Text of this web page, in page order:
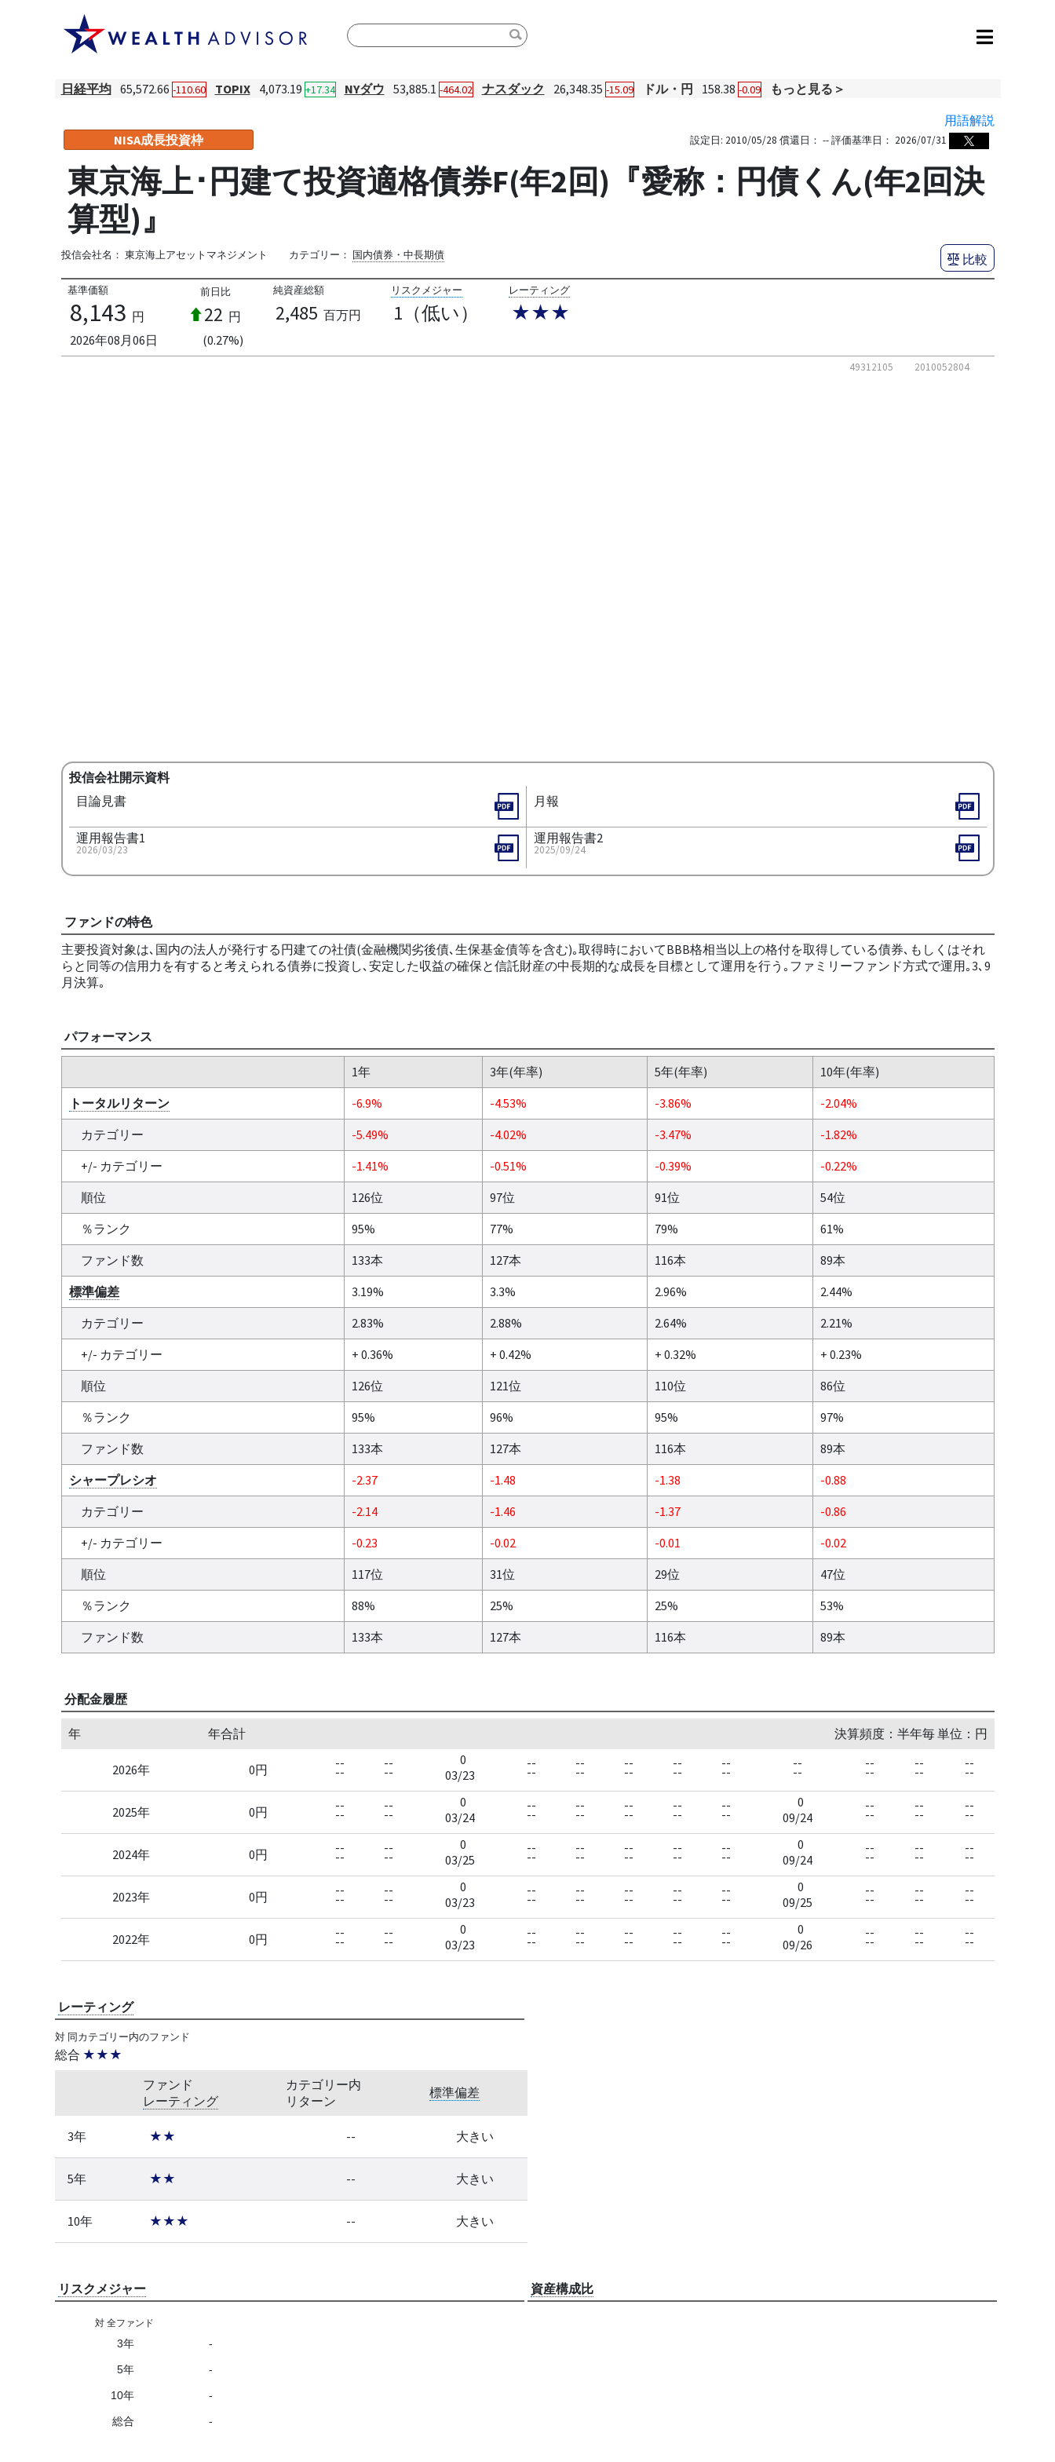
日経平均 65,572.66 -110.60 TOPIX 4,073.19 +17.34 NYダウ 53,885.1 -464.02 ナスダック 26,348.35 -15.09 ドル・円 158.38 -0.09
もっと見る＞
用語解説
NISA成長投資枠
設定日: 2010/05/28 償還日： -- 評価基準日： 2026/07/31
東京海上･円建て投資適格債券F(年2回)『愛称：円債くん(年2回決
算型)』
投信会社名： 東京海上アセットマネジメント カテゴリー： 国内債券・中長期債 比較
基準価額
8,143 円
2026年08月06日
前日比
22 円
(0.27%)
純資産総額
2,485 百万円
リスクメジャー
1（低い）
レーティング
★★★
49312105 2010052804
投信会社開示資料
目論見書
月報
運用報告書1
2026/03/23
運用報告書2
2025/09/24
ファンドの特色
主要投資対象は､国内の法人が発行する円建ての社債(金融機関劣後債､生保基金債等を含む)｡取得時においてBBB格相当以上の格付を取得している債券､もしくはそれ
らと同等の信用力を有すると考えられる債券に投資し､安定した収益の確保と信託財産の中長期的な成長を目標として運用を行う｡ファミリーファンド方式で運用｡3､9
月決算｡
パフォーマンス
1年 3年(年率) 5年(年率)
10年(年率)
トータルリターン
-6.9% -4.53% -3.86%
-2.04%
カテゴリー
-5.49% -4.02% -3.47%
-1.82%
+/- カテゴリー
-1.41% -0.51% -0.39%
-0.22%
順位
126位 97位 91位
54位
％ランク
95% 77% 79%
61%
ファンド数
133本 127本 116本
89本
標準偏差
3.19% 3.3% 2.96%
2.44%
カテゴリー
2.83% 2.88% 2.64%
2.21%
+/- カテゴリー
+ 0.36% + 0.42% + 0.32%
+ 0.23%
順位
126位 121位 110位
86位
％ランク
95% 96% 95%
97%
ファンド数
133本 127本 116本
89本
シャープレシオ
-2.37 -1.48 -1.38
-0.88
カテゴリー
-2.14 -1.46 -1.37
-0.86
+/- カテゴリー
-0.23 -0.02 -0.01
-0.02
順位
117位 31位 29位
47位
％ランク
88% 25% 25%
53%
ファンド数
133本 127本 116本 89本
分配金履歴
年 年合計 決算頻度：半年毎 単位：円
2026年 0円 --
--
--
--
0
03/23
--
--
--
--
--
--
--
--
--
--
--
--
--
--
--
--
--
--
2025年 0円 --
--
--
--
0
03/24
--
--
--
--
--
--
--
--
--
--
0
09/24
--
--
--
--
--
--
2024年 0円 --
--
--
--
0
03/25
--
--
--
--
--
--
--
--
--
--
0
09/24
--
--
--
--
--
--
2023年 0円 --
--
--
--
0
03/23
--
--
--
--
--
--
--
--
--
--
0
09/25
--
--
--
--
--
--
2022年 0円 --
--
--
--
0
03/23
--
--
--
--
--
--
--
--
--
--
0
09/26
--
--
--
--
--
--
レーティング
対 同カテゴリー内のファンド
総合 ★★★
ファンド
レーティング
カテゴリー内
リターン
標準偏差
3年 ★★ -- 大きい
5年 ★★ -- 大きい
10年 ★★★ -- 大きい
リスクメジャー
対 全ファンド
3年 -
5年 -
10年 -
総合 -
資産構成比